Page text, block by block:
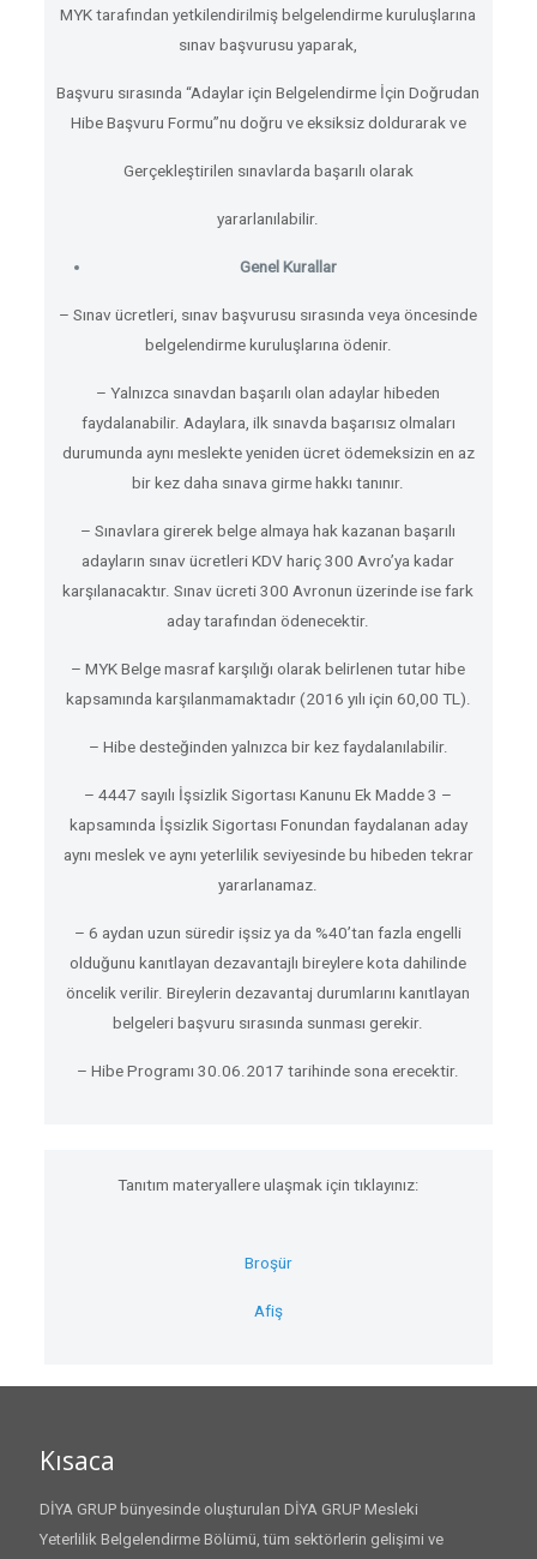
MYK tarafından yetkilendirilmiş belgelendirme kuruluşlarına
sınav başvurusu yaparak,
Başvuru sırasında “Adaylar için Belgelendirme İçin Doğrudan
Hibe Başvuru Formu”nu doğru ve eksiksiz doldurarak ve
Gerçekleştirilen sınavlarda başarılı olarak
yararlanılabilir.
Genel Kurallar
– Sınav ücretleri, sınav başvurusu sırasında veya öncesinde
belgelendirme kuruluşlarına ödenir.
– Yalnızca sınavdan başarılı olan adaylar hibeden
faydalanabilir. Adaylara, ilk sınavda başarısız olmaları
durumunda aynı meslekte yeniden ücret ödemeksizin en az
bir kez daha sınava girme hakkı tanınır.
– Sınavlara girerek belge almaya hak kazanan başarılı
adayların sınav ücretleri KDV hariç 300 Avro’ya kadar
karşılanacaktır. Sınav ücreti 300 Avronun üzerinde ise fark
aday tarafından ödenecektir.
– MYK Belge masraf karşılığı olarak belirlenen tutar hibe
kapsamında karşılanmamaktadır (2016 yılı için 60,00 TL).
– Hibe desteğinden yalnızca bir kez faydalanılabilir.
– 4447 sayılı İşsizlik Sigortası Kanunu Ek Madde 3 –
kapsamında İşsizlik Sigortası Fonundan faydalanan aday
aynı meslek ve aynı yeterlilik seviyesinde bu hibeden tekrar
yararlanamaz.
– 6 aydan uzun süredir işsiz ya da %40’tan fazla engelli
olduğunu kanıtlayan dezavantajlı bireylere kota dahilinde
öncelik verilir. Bireylerin dezavantaj durumlarını kanıtlayan
belgeleri başvuru sırasında sunması gerekir.
– Hibe Programı 30.06.2017 tarihinde sona erecektir.
Tanıtım materyallere ulaşmak için tıklayınız:
Broşür
Afiş
Kısaca
DİYA GRUP bünyesinde oluşturulan DİYA GRUP Mesleki
Yeterlilik Belgelendirme Bölümü, tüm sektörlerin gelişimi ve